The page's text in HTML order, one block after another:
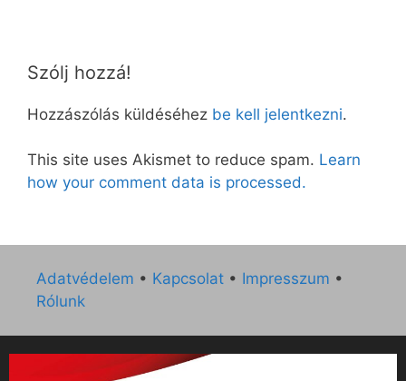
Szólj hozzá!
Hozzászólás küldéséhez be kell jelentkezni.
This site uses Akismet to reduce spam. Learn
how your comment data is processed.
Adatvédelem • Kapcsolat • Impresszum •
Rólunk